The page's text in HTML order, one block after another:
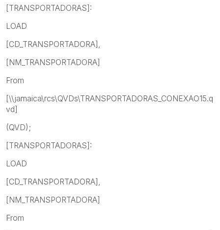
[TRANSPORTADORAS]:
LOAD
[CD_TRANSPORTADORA],
[NM_TRANSPORTADORA]
From
[\\jamaica\rcs\QVDs\TRANSPORTADORAS_CONEXAO15.q
vd]
(QVD);
[TRANSPORTADORAS]:
LOAD
[CD_TRANSPORTADORA],
[NM_TRANSPORTADORA]
From